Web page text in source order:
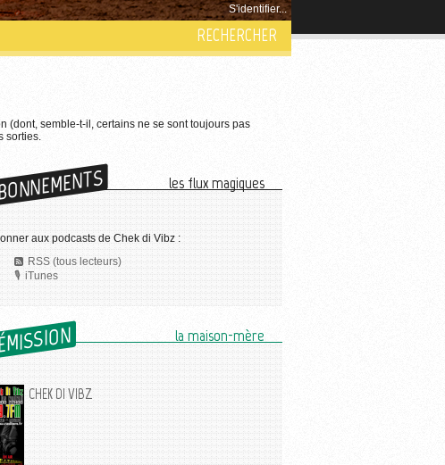
S'identifier...
RECHERCHER
(dont, semble-t-il, certains ne se sont toujours pas
sorties.
les flux magiques
aux podcasts de Chek di Vibz :
RSS (tous lecteurs)
iTunes
la maison-mère
CHEK DI VIBZ